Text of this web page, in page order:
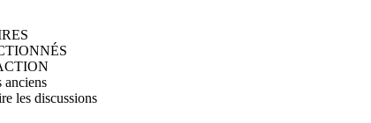
anciens
les discussions